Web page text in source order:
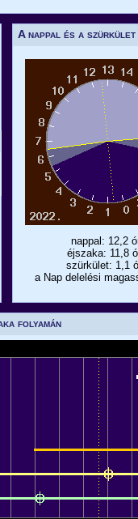
A nappal és a szürkület
nappal: 12,2
éjszaka: 11,8
szürkület: 1,1
a Nap delelési
folyamán